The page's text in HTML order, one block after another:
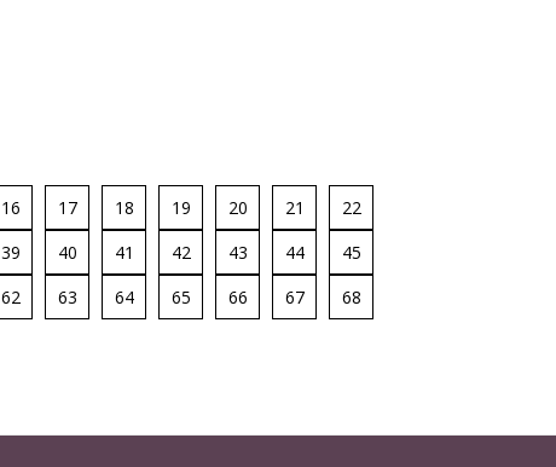
16 17 18 19 20 21
22
39 40 41 42 43 44
45
62 63 64 65 66 67
68